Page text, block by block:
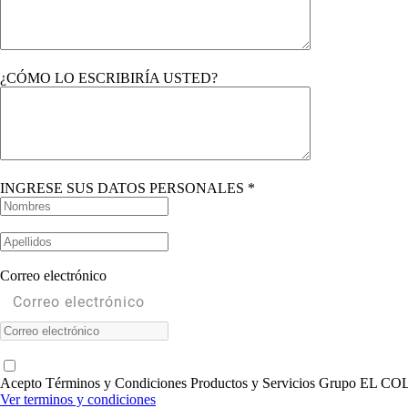
¿CÓMO LO ESCRIBIRÍA USTED?
INGRESE SUS DATOS PERSONALES *
Correo electrónico
Acepto Términos y Condiciones Productos y Servicios Grupo EL
Ver terminos y condiciones